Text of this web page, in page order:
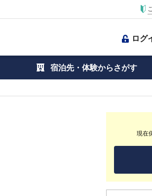
ログ
宿泊先・体験からさがす
現在